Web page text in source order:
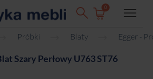
0
Próbki Blaty Egger -
Szary Perłowy U763 ST76